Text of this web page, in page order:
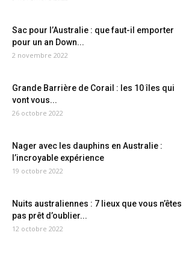
Sac pour l’Australie : que faut-il emporter
pour un an Down...
2 novembre 2022
Grande Barrière de Corail : les 10 îles qui
vont vous...
26 octobre 2022
Nager avec les dauphins en Australie :
l’incroyable expérience
19 octobre 2022
Nuits australiennes : 7 lieux que vous n’êtes
pas prêt d’oublier...
12 octobre 2022